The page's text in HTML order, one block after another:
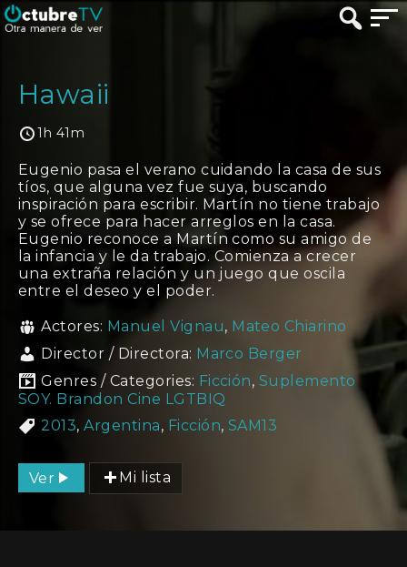
Hawaii
1h 41m
Eugenio pasa el verano cuidando la casa de sus
tíos, que alguna vez fue suya, buscando
inspiración para escribir. Martín no tiene trabajo
y se ofrece para hacer arreglos en la casa.
Eugenio reconoce a Martín como su amigo de
la infancia y le da trabajo. Comienza a crecer
una extraña relación y un juego que oscila
entre el deseo y el poder.
Actores: Manuel Vignau, Mateo Chiarino
Director / Directora: Marco Berger
Genres / Categories: Ficción, Suplemento
SOY. Brandon Cine LGTBIQ
2013,Argentina, Ficción,SAM13
Ver Mi lista